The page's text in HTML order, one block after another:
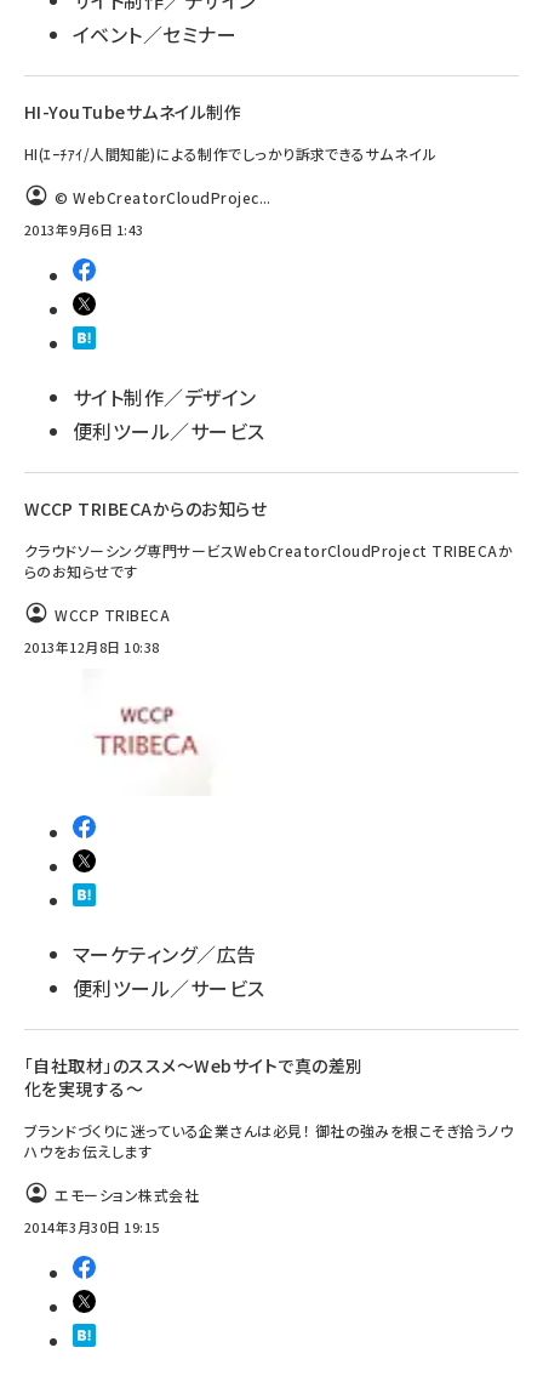
イベント／セミナー
HI-YouTubeサムネイル制作
HI(ｴｰﾁｱｲ/人間知能)による制作でしっかり訴求できるサムネイル
© WebCreatorCloudProjec...
2013年9月6日 1:43
サイト制作／デザイン
便利ツール／サービス
WCCP TRIBECAからのお知らせ
クラウドソーシング専門サービスWebCreatorCloudProject TRIBECAか
らのお知らせです
WCCP TRIBECA
2013年12月8日 10:38
マーケティング／広告
便利ツール／サービス
「自社取材」のススメ～Webサイトで真の差別
化を実現する～
ブランドづくりに迷っている企業さんは必見！ 御社の強みを根こそぎ拾うノウ
ハウをお伝えします
エモーション株式会社
2014年3月30日 19:15